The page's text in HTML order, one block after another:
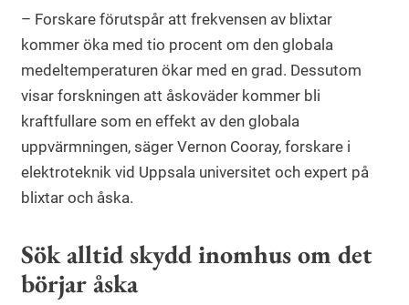
– Forskare förutspår att frekvensen av blixtar
kommer öka med tio procent om den globala
medeltemperaturen ökar med en grad. Dessutom
visar forskningen att åskoväder kommer bli
kraftfullare som en effekt av den globala
uppvärmningen, säger Vernon Cooray, forskare i
elektroteknik vid Uppsala universitet och expert på
blixtar och åska.
Sök alltid skydd inomhus om det
börjar åska